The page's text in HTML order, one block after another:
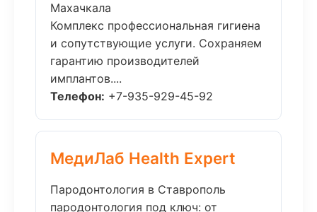
Махачкала
Комплекс профессиональная гигиена
и сопутствующие услуги. Сохраняем
гарантию производителей
имплантов....
Телефон: +7-935-929-45-92
МедиЛаб Health Expert
Пародонтология в Ставрополь
пародонтология под ключ: от